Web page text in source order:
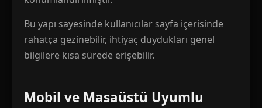
Bu yapı sayesinde kullanıcılar sayfa içerisinde
rahatça gezinebilir, ihtiyaç duydukları genel
bilgilere kısa sürede erişebilir.
Mobil ve Masaüstü Uyumlu